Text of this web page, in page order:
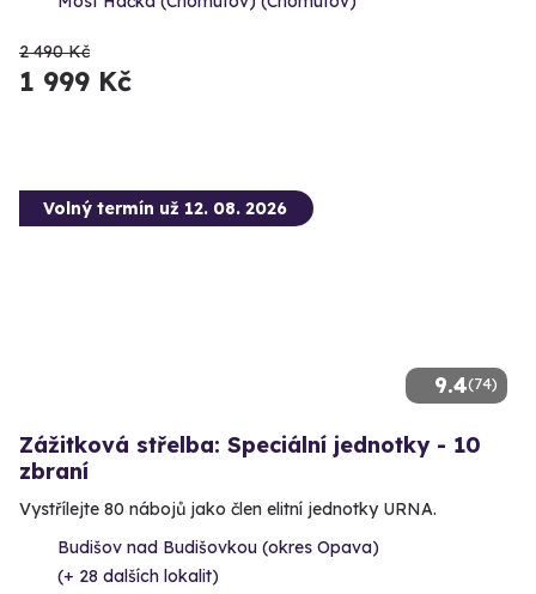
2 490 Kč
1 999 Kč
9.4(74)
Volný termín už 12. 08. 2026
Zážitková střelba: Speciální jednotky - 10
zbraní
Vystřílejte 80 nábojů jako člen elitní jednotky URNA.
Budišov nad Budišovkou (okres Opava)
(+ 28 dalších lokalit)